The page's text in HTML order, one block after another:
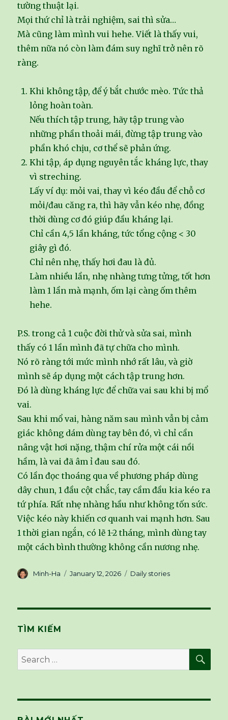
tường thuật lại.
Mọi thứ chỉ là trải nghiệm, sai thì sửa…
Mà cũng làm mình vui hehe. Viết là thấy vui,
thêm nữa nó còn làm đám suy nghĩ trở nên rõ
ràng.
Khi không tập, để ý bắt chước mèo. Tức thả
lỏng hoàn toàn.
Nếu thích tập trung, hãy tập trung vào
những phần thoải mái, đừng tập trung vào
phần khó chịu, cơ thể sẽ phản ứng.
Khi tập, áp dụng nguyên tắc kháng lực, thay
vì streching.
Lấy ví dụ: mỏi vai, thay vì kéo đầu để chỗ cơ
mỏi/đau căng ra, thì hãy vẫn kéo nhẹ, đồng
thời dùng cơ đó giúp đầu kháng lại.
Chỉ cần 4,5 lần kháng, tức tổng cộng < 30
giây gì đó.
Chỉ nên nhẹ, thấy hơi đau là đủ.
Làm nhiều lần, nhẹ nhàng tưng tửng, tốt hơn
làm 1 lần mà mạnh, ốm lại càng ốm thêm
hehe.
P.S. trong cả 1 cuộc đời thử và sửa sai, mình
thấy có 1 lần mình đã tự chữa cho mình.
Nó rõ ràng tới mức mình nhớ rất lâu, và giờ
mình sẽ áp dụng một cách tập trung hơn.
Đó là dùng kháng lực để chữa vai sau khi bị mổ
vai.
Sau khi mổ vai, hàng năm sau mình vẫn bị cảm
giác không dám dùng tay bên đó, vì chỉ cần
nâng vật hơi nặng, thậm chí rửa một cái nồi
hầm, là vai đã âm ỉ đau sau đó.
Có lần đọc thoáng qua về phương pháp dùng
dây chun, 1 đầu cột chắc, tay cầm đầu kia kéo ra
tứ phía. Rất nhẹ nhàng hầu như không tốn sức.
Việc kéo này khiến cơ quanh vai mạnh hơn. Sau
1 thời gian ngắn, có lẽ 1-2 tháng, mình dùng tay
một cách bình thường không cần nương nhẹ.
Author
Minh-Ha
Posted
January 12, 2026 Categories
Daily stories
TÌM KIẾM
Search
for: